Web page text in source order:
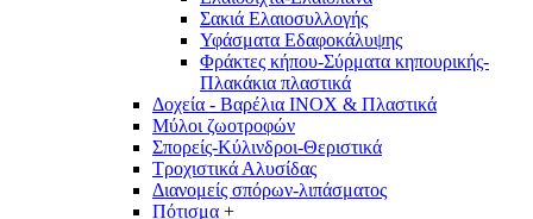
Σακιά Ελαιοσυλλογής
Υφάσματα Εδαφοκάλυψης
Φράκτες κήπου-Σύρματα κηπουρικής-
Πλακάκια πλαστικά
Δοχεία - Βαρέλια INOX & Πλαστικά
Μύλοι ζωοτροφών
Σπορείς-Κύλινδροι-Θεριστικά
Τροχιστικά Αλυσίδας
Διανομείς σπόρων-λιπάσματος
Πότισμα +